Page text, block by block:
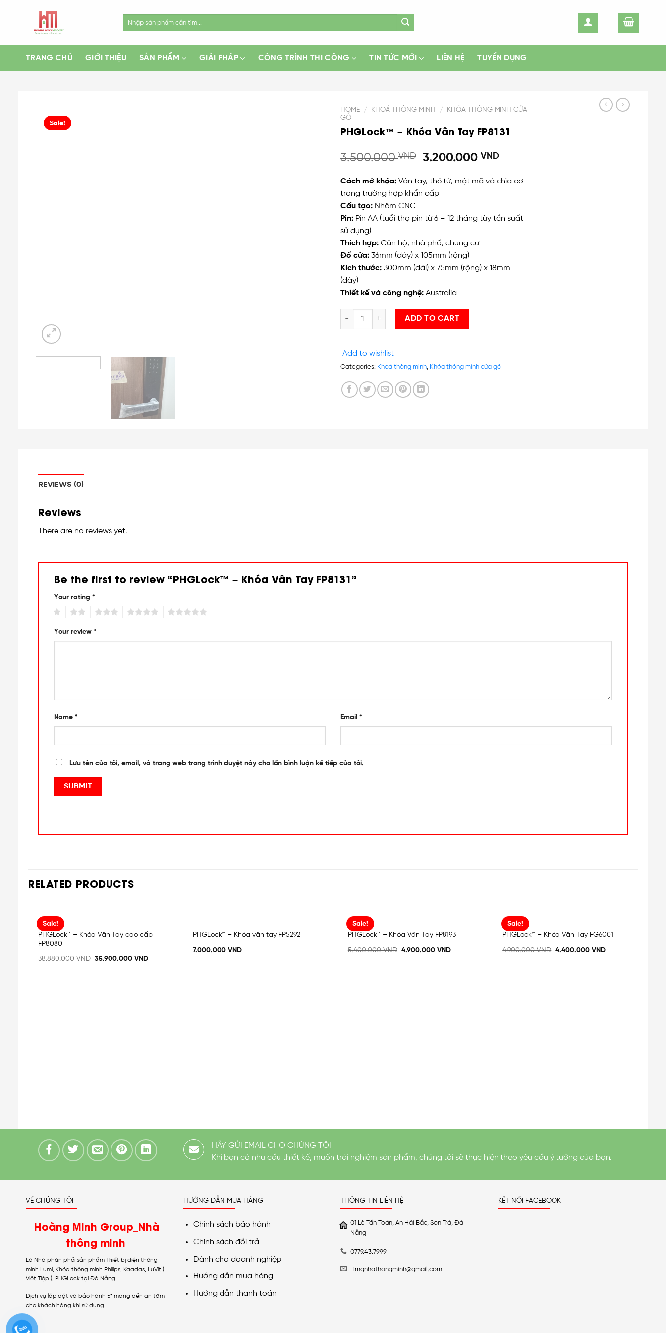
TRANG CHỦ GIỚI THIỆU SẢN PHẨM GIẢI PHÁP CÔNG TRÌNH THI CÔNG TIN TỨC MỚI LIÊN HỆ TUYỂN DỤNG
Sale!
HOME / KHOÁ THÔNG MINH /
KHÓA THÔNG MINH CỬA
GỖ
PHGLock™ – Khóa Vân Tay FP8131
3.500.000VND 3.200.000 VND
Cách mở khóa: Vân tay, thẻ từ, mật mã và chìa cơ
trong trường hợp khẩn cấp
Cấu tạo: Nhôm CNC
Pin: Pin AA (tuổi thọ pin từ 6 – 12 tháng tùy tần suất
sử dụng)
Thích hợp: Căn hộ, nhà phố, chung cư
Đố cửa: 36mm (dày) x 105mm (rộng)
Kích thước: 300mm (dài) x 75mm (rộng) x 18mm
(dày)
Thiết kế và công nghệ: Australia
PHGLock™ – Khóa Vân Tay FP8131 quantity
ADD TO CART
Add to wishlist
Categories: Khoá thông minh, Khóa thông minh cửa gỗ
REVIEWS (0)
Reviews
There are no reviews yet.
Be the first to review “PHGLock™ – Khóa Vân Tay FP8131”
Your rating *
Your review *
Name * Email *
Lưu tên của tôi, email, và trang web trong trình duyệt này cho lần bình luận kế tiếp của tôi.
RELATED PRODUCTS
Sale!
Add
PHGLock™ – Khóa Vân Tay cao cấp
FP8080
38.880.000VND 35.900.000VND
Add
PHGLock™ – Khóa vân tay FP5292
7.000.000VND
Sale!
Add
wishlist
PHGLock™ – Khóa Vân Tay FP8193
5.400.000VND 4.900.000VND
Sale!
Add
wishlist
PHGLock™ – Khóa Vân Tay FG6001
4.900.000VND 4.400.000 VND
HÃY GỬI EMAIL CHO CHÚNG TÔI
Khi bạn có nhu cầu thiết kế, muốn trải nghiệm sản phẩm, chúng tôi sẽ thực hiện theo yêu cầu ý tưởng của bạn.
VỀ CHÚNG TÔI
Hoàng Minh Group_Nhà
thông minh
Là Nhà phân phối sản phẩm Thiết bị điện thông
minh Lumi, Khóa thông minh Philips, Kaadas, LuVit (
Việt Tiệp ), PHGLock tại Đà Nẵng.
Dịch vụ lắp đặt và bảo hành 5* mang đến an tâm
cho khách hàng khi sử dụng.
HƯỚNG DẪN MUA HÀNG
Chính sách bảo hành
Chính sách đổi trả
Dành cho doanh nghiệp
Hướng dẫn mua hàng
Hướng dẫn thanh toán
THÔNG TIN LIÊN HỆ
01 Lê Tấn Toán, An Hải Bắc, Sơn Trà, Đà
Nẵng
0779.43.7999
Hmgnhathongminh@gmail.com
KẾT NỐI FACEBOOK